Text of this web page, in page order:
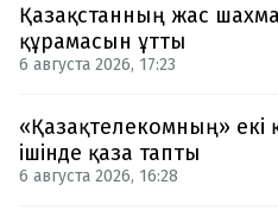
Қазақстанның жас
құрамасын ұтты
6 августа 2026, 17:23
«Қазақтелекомның» екі
ішінде қаза тапты
6 августа 2026, 16:28